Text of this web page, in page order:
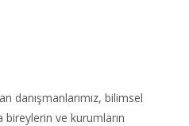
danışmanlarımız, bilimsel
bireylerin ve kurumların